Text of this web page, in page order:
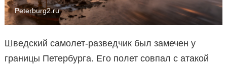
Peterburg2.ru
Шведский самолет-разведчик был замечен у
границы Петербурга. Его полет совпал с атакой